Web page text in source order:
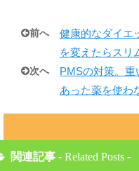
前へ
健康的なダイエ
を変えたらス
次へ
PMSの対策。
あった薬を使わ
関連記事 - Related Posts -